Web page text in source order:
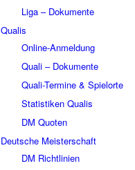
Liga – Dokumente
Qualis
Online-Anmeldung
Quali – Dokumente
Quali-Termine & Spielorte
Statistiken Qualis
DM Quoten
Deutsche Meisterschaft
DM Richtlinien